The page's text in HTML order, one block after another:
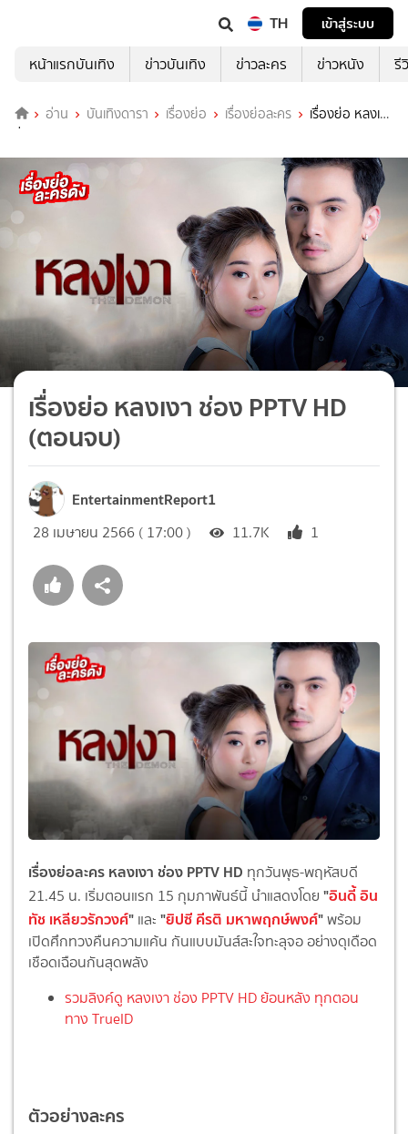
TH
เข้าสู่ระบบ
หน้าแรกบันเทิง
ข่าวบันเทิง ข่าวละคร ข่าวหนัง รี
อ่าน บันเทิงดารา เรื่องย่อ เรื่องย่อละคร
เรื่องย่อ หลงเงา
ช่อง PPTV HD (ตอนจบ)
เรื่องย่อ หลงเงา ช่อง PPTV HD
(ตอนจบ)
EntertainmentReport1
28 เมษายน 2566 ( 17:00 ) 11.7K 1
เรื่องย่อละคร หลงเงา ช่อง PPTV HD ทุกวันพุธ-พฤหัสบดี
21.45 น. เริ่มตอนแรก 15 กุมภาพันธ์นี้ นำแสดงโดย "อินดี้ อิน
ทัช เหลียวรักวงศ์" และ "ยิปซี คีรติ มหาพฤกษ์พงศ์"พร้อม
เปิดศึกทวงคืนความแค้น กันแบบมันส์สะใจทะลุจอ อย่างดุเดือด
เชือดเฉือนกันสุดพลัง
รวมลิงค์ดู หลงเงา ช่อง PPTV HD ย้อนหลัง ทุกตอน
ทาง TrueID
ตัวอย่างละคร